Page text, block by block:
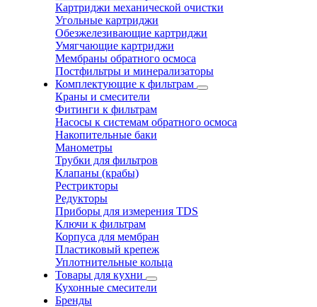
Картриджи механической очистки
Угольные картриджи
Обезжелезивающие картриджи
Умягчающие картриджи
Мембраны обратного осмоса
Постфильтры и минерализаторы
Комплектующие к фильтрам
Краны и смесители
Фитинги к фильтрам
Насосы к системам обратного осмоса
Накопительные баки
Манометры
Трубки для фильтров
Клапаны (крабы)
Рестрикторы
Редукторы
Приборы для измерения TDS
Ключи к фильтрам
Корпуса для мембран
Пластиковый крепеж
Уплотнительные кольца
Товары для кухни
Кухонные смесители
Бренды